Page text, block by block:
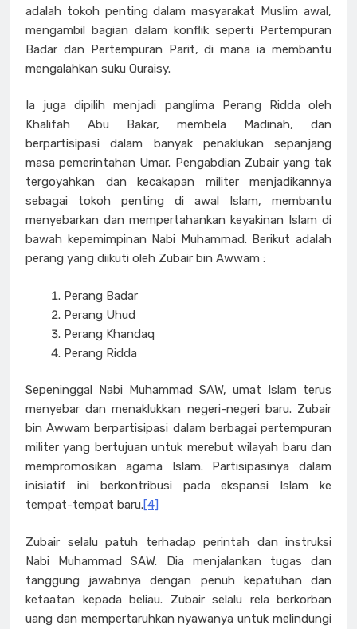
adalah tokoh penting dalam masyarakat Muslim awal,
mengambil bagian dalam konflik seperti Pertempuran
Badar dan Pertempuran Parit, di mana ia membantu
mengalahkan suku Quraisy.
Ia juga dipilih menjadi panglima Perang Ridda oleh
Khalifah Abu Bakar, membela Madinah, dan
berpartisipasi dalam banyak penaklukan sepanjang
masa pemerintahan Umar. Pengabdian Zubair yang tak
tergoyahkan dan kecakapan militer menjadikannya
sebagai tokoh penting di awal Islam, membantu
menyebarkan dan mempertahankan keyakinan Islam di
bawah kepemimpinan Nabi Muhammad. Berikut adalah
perang yang diikuti oleh Zubair bin Awwam :
Perang Badar
Perang Uhud
Perang Khandaq
Perang Ridda
Sepeninggal Nabi Muhammad SAW, umat Islam terus
menyebar dan menaklukkan negeri-negeri baru. Zubair
bin Awwam berpartisipasi dalam berbagai pertempuran
militer yang bertujuan untuk merebut wilayah baru dan
mempromosikan agama Islam. Partisipasinya dalam
inisiatif ini berkontribusi pada ekspansi Islam ke
tempat-tempat baru.[4]
Zubair selalu patuh terhadap perintah dan instruksi
Nabi Muhammad SAW. Dia menjalankan tugas dan
tanggung jawabnya dengan penuh kepatuhan dan
ketaatan kepada beliau. Zubair selalu rela berkorban
uang dan mempertaruhkan nyawanya untuk melindungi